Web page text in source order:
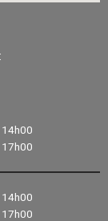
14h00
17h00
14h00
17h00